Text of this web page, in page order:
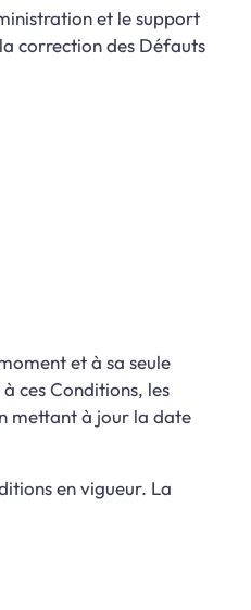
et le support
correction des Défauts
et à sa seule
ces Conditions, les
mettant à jour la date
en vigueur. La